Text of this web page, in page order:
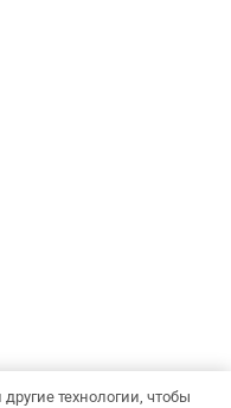
технологии, чтобы